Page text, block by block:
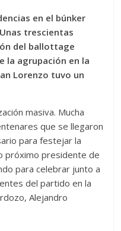
en el búnker
trescientas
del ballottage
la agrupación en la
Lorenzo tuvo un
masiva. Mucha
que se llegaron
para festejar la
próximo presidente de
para celebrar junto a
del partido en la
Alejandro